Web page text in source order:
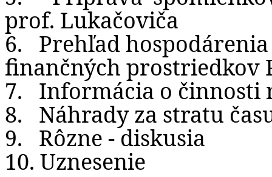
prof. Lukačoviča
6.
Prehľad hospodárenia
finančných prostriedkov
7.
Informácia o činnosti
8.
Náhrady za stratu
9.
Rôzne - diskusia
10. Uznesenie